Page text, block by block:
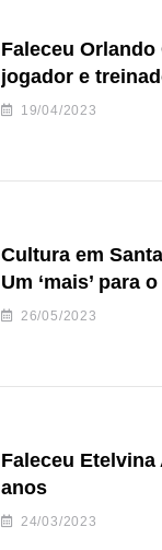
Faleceu
jogador e
de andebol do
19/04/2023
Cultura em
Um ‘mais’ para
26/05/2023
Faleceu Etelvina
anos
24/03/2023